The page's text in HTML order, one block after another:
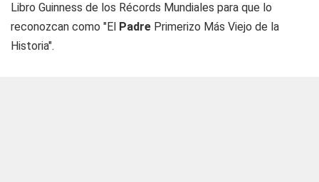
Libro Guinness de los Récords Mundiales para que lo
reconozcan como "El Padre Primerizo Más Viejo de la
Historia".